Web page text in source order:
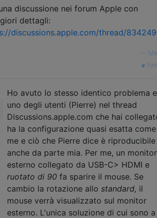
discussione nei forum Apple con
dettagli:
discussions.apple.com/thread/
Ho avuto lo stesso identico problema e
uno degli utenti (Pierre) nel thread
Discussions.apple.com che hai
ha la configurazione quasi esatta come
me e ciò che Pierre dice è riproducibile
anche da parte mia. Per me, un monitor
esterno collegato da USB-C> HDMI e
ruotato di 90 fa sparire il mouse. Se
cambio la rotazione allo standard, il
mouse verrà visualizzato sul monitor
esterno. L'unica soluzione di cui sono a